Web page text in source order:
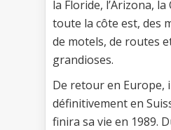
la Floride, l’Arizona,
toute la côte est, des
de motels, de routes
grandioses.
De retour en Europe,
définitivement en
finira sa vie en 1989.